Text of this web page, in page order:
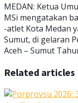
MEDAN: Ketua
MSi mengatakan
-atlet Kota Medan
Sumut, di gelaran
Aceh – Sumut
Related articles